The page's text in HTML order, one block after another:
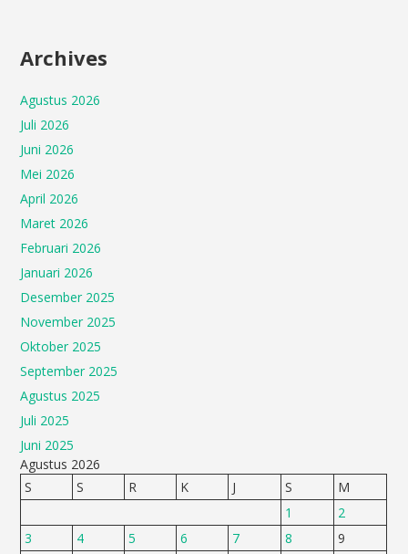
Archives
Agustus 2026
Juli 2026
Juni 2026
Mei 2026
April 2026
Maret 2026
Februari 2026
Januari 2026
Desember 2025
November 2025
Oktober 2025
September 2025
Agustus 2025
Juli 2025
Juni 2025
Agustus 2026
S
S R K J S
M
1
2
3
4 5 6 7 8
9